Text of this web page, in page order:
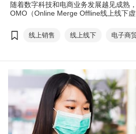
随着数字科技和电商业务发展越见成熟
OMO（Online Merge Offline线上线下虚
验＂，成为企业不可忽视的营销新趋势
的新趋势及了解当今最热门的营销策略
线上销售 线上线下
电子商